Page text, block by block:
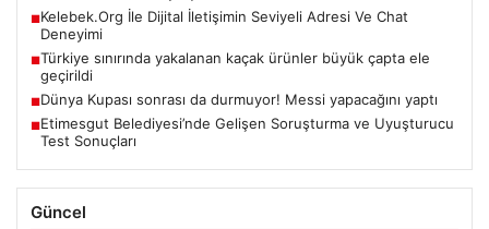
■Kelebek.Org İle Dijital İletişimin Seviyeli Adresi Ve Chat
Deneyimi
■Türkiye sınırında yakalanan kaçak ürünler büyük çapta ele
geçirildi
■Dünya Kupası sonrası da durmuyor! Messi yapacağını yaptı
■Etimesgut Belediyesi’nde Gelişen Soruşturma ve Uyuşturucu
Test Sonuçları
Güncel